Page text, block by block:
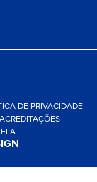
DE PRIVACIDADE